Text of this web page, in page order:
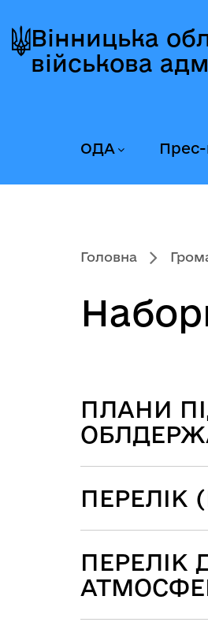
до
головного
до
головного
вмісту
до
головного
колонтитула
Вінницька
військова
ОДА
Головна
Зміст статті
ПЛАНИ
ПЕРЕЛІК